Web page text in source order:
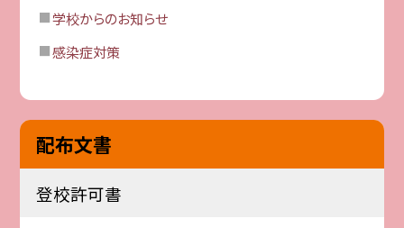
学校からのお知らせ
感染症対策
配布文書
登校許可書